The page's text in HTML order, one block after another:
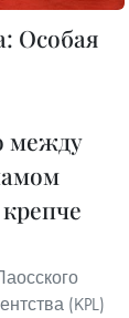
Особая
между
(KPL)